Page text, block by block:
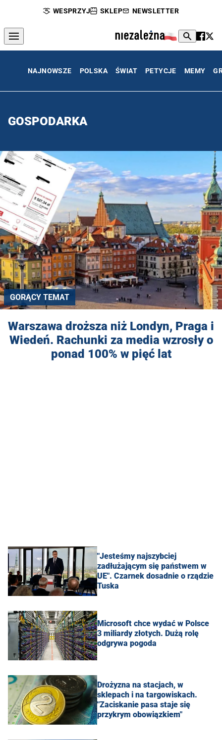
WESPRZYJ SKLEP NEWSLETTER
NAJNOWSZE POLSKA ŚWIAT PETYCJE MEMY
GOSPODARKA
GORĄCY TEMAT
Warszawa droższa niż Londyn, Praga i
Wiedeń. Rachunki za media wzrosły o
ponad 100% w pięć lat
"Jesteśmy najszybciej
zadłużającym się państwem w
UE". Czarnek dosadnie o rządzie
Tuska
Microsoft chce wydać w Polsce
3 miliardy złotych. Dużą rolę
odgrywa pogoda
Drożyzna na stacjach, w
sklepach i na targowiskach.
"Zaciskanie pasa staje się
przykrym obowiązkiem"